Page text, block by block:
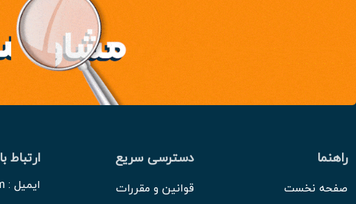
راهنما
صفحه نخست
دسترسی سریع
قوانین و مقررات
ارتباط
ایمیل : kermanshahgasht2020@gmail.com